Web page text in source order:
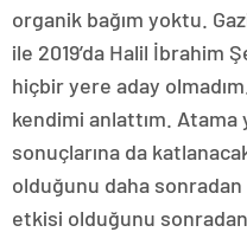
organik bağım yoktu.
ile 2019’da Halil İbrahim
hiçbir yere aday
kendimi anlattım.
sonuçlarına da
olduğunu daha
etkisi olduğunu